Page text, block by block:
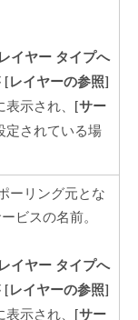
イヤー タイプへ
[レイヤーの参照]
示され、 [サー
定されている場
ーリング元とな
ビスの名前。
イヤー タイプへ
[レイヤーの参照]
示され、 [サー